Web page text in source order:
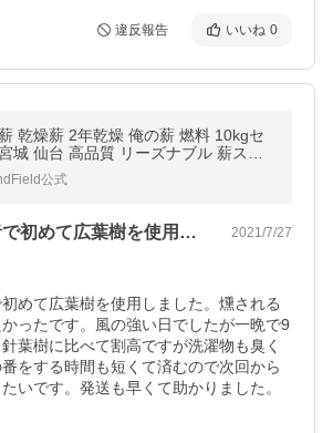
違反報告 いいね 0
乾燥薪 2年乾燥 俺の薪 燃料 10kgセ
城 仙台 高品質 リーズナブル 薪スト
レミア アウトドア キャンプ LandFiel
ート保管品
公式
キャンプ初心者で初めて広葉樹を使用しま… 2021/7/27
めて広葉樹を使用しました。燻される
ったです。風の強い日でしたが一晩で9
葉樹に比べて割高ですが洗濯物も臭く
をする時間も短くて済むので次回から
いです。発送も早くて助かりました。